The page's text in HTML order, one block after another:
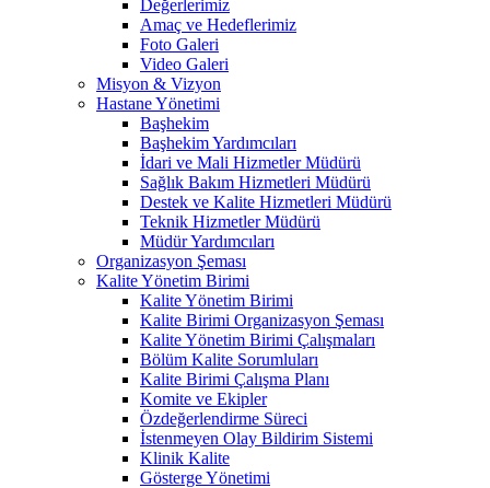
Değerlerimiz
Amaç ve Hedeflerimiz
Foto Galeri
Video Galeri
Misyon & Vizyon
Hastane Yönetimi
Başhekim
Başhekim Yardımcıları
İdari ve Mali Hizmetler Müdürü
Sağlık Bakım Hizmetleri Müdürü
Destek ve Kalite Hizmetleri Müdürü
Teknik Hizmetler Müdürü
Müdür Yardımcıları
Organizasyon Şeması
Kalite Yönetim Birimi
Kalite Yönetim Birimi
Kalite Birimi Organizasyon Şeması
Kalite Yönetim Birimi Çalışmaları
Bölüm Kalite Sorumluları
Kalite Birimi Çalışma Planı
Komite ve Ekipler
Özdeğerlendirme Süreci
İstenmeyen Olay Bildirim Sistemi
Klinik Kalite
Gösterge Yönetimi